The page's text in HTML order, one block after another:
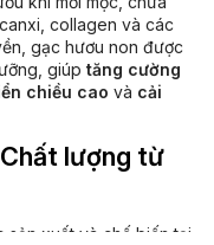
collagen và các
gạc hươu non được
giúp tăng cường
chiều cao và cải
Chất lượng từ
sản xuất và chế biến tại